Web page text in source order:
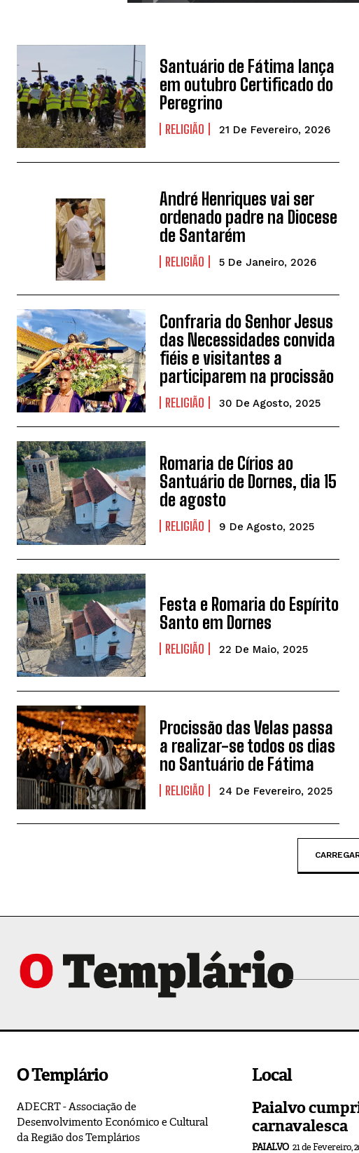
Santuário de Fátima lança
em outubro Certificado do
Peregrino
RELIGIÃO 21 De Fevereiro, 2026
André Henriques vai ser
ordenado padre na Diocese
de Santarém
RELIGIÃO 5 De Janeiro, 2026
Confraria do Senhor Jesus
das Necessidades convida
fiéis e visitantes a
participarem na procissão
RELIGIÃO 30 De Agosto, 2025
Romaria de Círios ao
Santuário de Dornes, dia 15
de agosto
RELIGIÃO 9 De Agosto, 2025
Festa e Romaria do Espírito
Santo em Dornes
RELIGIÃO 22 De Maio, 2025
Procissão das Velas passa
a realizar-se todos os dias
no Santuário de Fátima
RELIGIÃO 24 De Fevereiro, 2025
O Templário
ADECRT - Associação de
Desenvolvimento Económico e Cultural
da Região dos Templários
Local
Paialvo
carnavalesca
PAIALVO 21 de Fevereiro,